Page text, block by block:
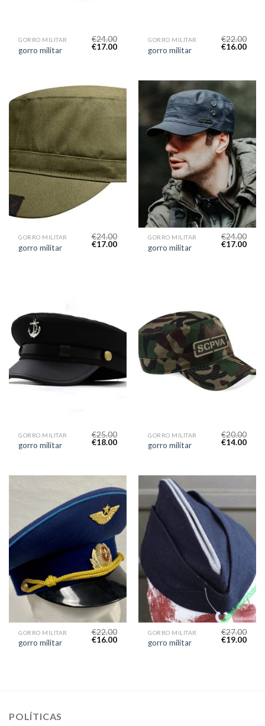
GORRO MILITAR
gorro militar
€24.00
€17.00
GORRO MILITAR
gorro militar
€22.00
€16.00
GORRO MILITAR
gorro militar
€24.00
€17.00
GORRO MILITAR
gorro militar
€24.00
€17.00
GORRO MILITAR
gorro militar
€25.00
€18.00
GORRO MILITAR
gorro militar
€20.00
€14.00
GORRO MILITAR
gorro militar
€22.00
€16.00
GORRO MILITAR
gorro militar
€27.00
€19.00
POLÍTICAS